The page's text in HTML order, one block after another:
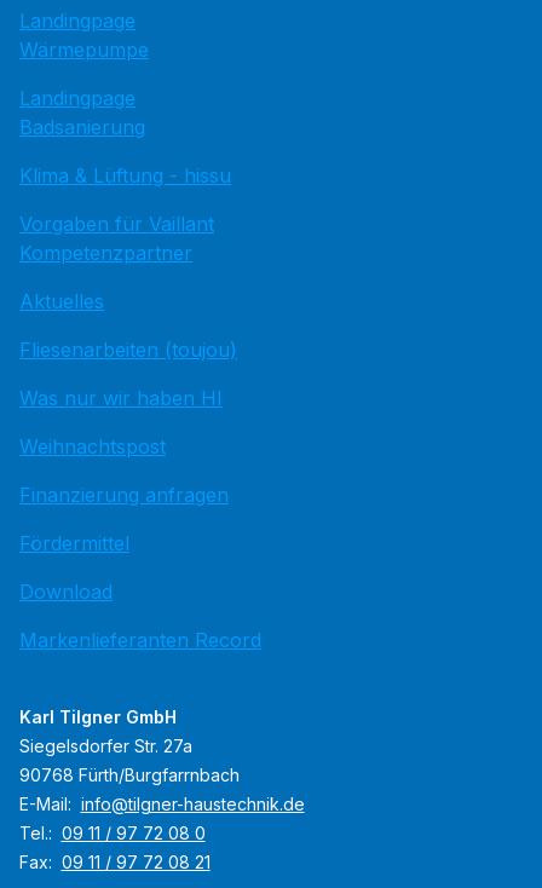
Landingpage
Wärmepumpe
Landingpage
Badsanierung
Klima & Lüftung - hissu
Vorgaben für Vaillant
Kompetenzpartner
Aktuelles
Fliesenarbeiten (toujou)
Was nur wir haben HI
Weihnachtspost
Finanzierung anfragen
Fördermittel
Download
Markenlieferanten Record
Karl Tilgner GmbH
Siegelsdorfer Str. 27a
90768 Fürth/Burgfarrnbach
E-Mail: info@tilgner-haustechnik.de
Tel.: 09 11 / 97 72 08 0
Fax: 09 11 / 97 72 08 21